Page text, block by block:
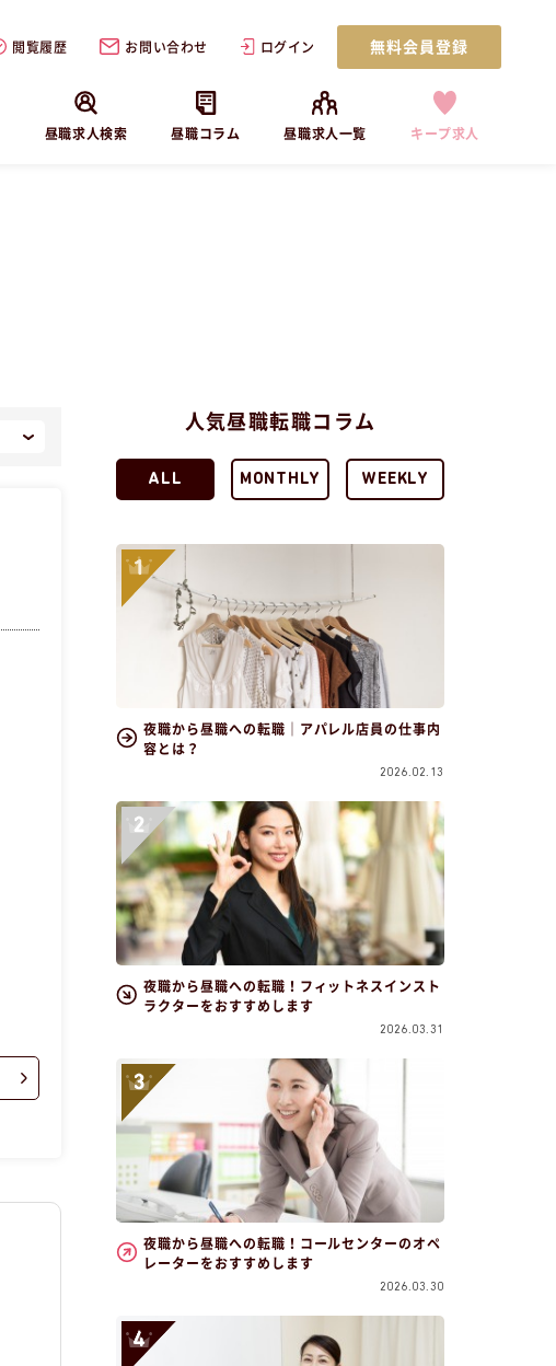
閲覧履歴 お問い合わせ ログイン 無料会員登録
昼職求人検索 昼職コラム 昼職求人一覧 キープ求人
人気昼職転職コラム
ALL MONTHLY WEEKLY
夜職から昼職への転職｜アパレル店員の仕事内
容とは？
2026.02.13
夜職から昼職への転職！フィットネスインスト
ラクターをおすすめします
2026.03.31
夜職から昼職への転職！コールセンターのオペ
レーターをおすすめします
2026.03.30